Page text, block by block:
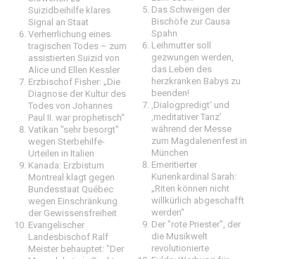
Suizidbeihilfe klares
Signal an Staat
Verherrlichung eines
tragischen Todes – zum
assistierten Suizid von
Alice und Ellen Kessler
Erzbischof Fisher: „Die
Diagnose der Kultur des
Todes von Johannes
Paul II. war prophetisch“
Vatikan "sehr besorgt"
wegen Sterbehilfe-
Urteilen in Italien
Kanada: Erzbistum
Montreal klagt gegen
Bundesstaat Québec
wegen Einschränkung
der Gewissensfreiheit
Evangelischer
Landesbischof Ralf
Meister behauptet: "Der
Das Schweigen der
Bischöfe zur Causa
Spahn
Leihmutter soll
gezwungen werden,
das Leben des
herzkranken Babys zu
beenden!
‚Dialogpredigt‘ und
‚meditativer Tanz’
während der Messe
zum Magdalenenfest in
München
Emeritierter
Kurienkardinal Sarah:
„Riten können nicht
willkürlich abgeschafft
werden“
Der "rote Priester", der
die Musikwelt
revolutionierte